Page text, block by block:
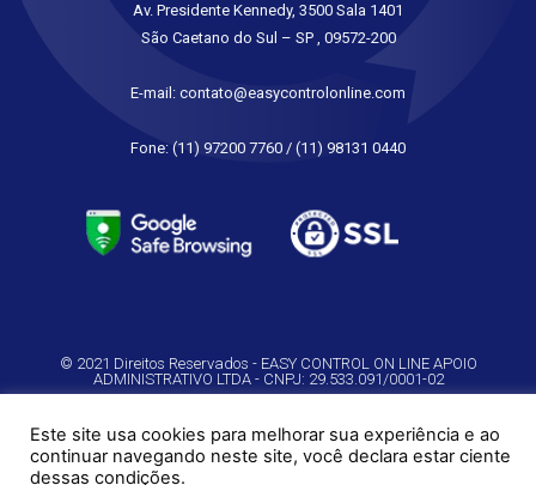
Av. Presidente Kennedy, 3500 Sala 1401
São Caetano do Sul – SP , 09572-200
E-mail: contato@easycontrolonline.com
Fone: (11) 97200 7760 / (11) 98131 0440
© 2021 Direitos Reservados - EASY CONTROL ON LINE APOIO
ADMINISTRATIVO LTDA - CNPJ: 29.533.091/0001-02
Este site usa cookies para melhorar sua experiência e ao
continuar navegando neste site, você declara estar ciente
dessas condições.